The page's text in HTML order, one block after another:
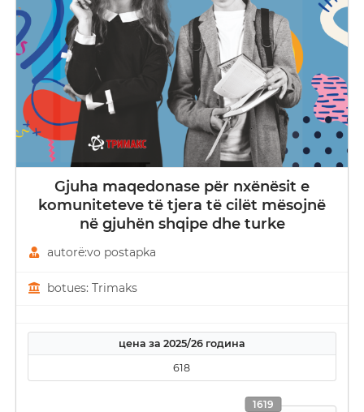
Gjuha maqedonase për nxënësit e
komuniteteve të tjera të cilët mësojnë
në gjuhën shqipe dhe turke
autorë:vo postapka
botues: Trimaks
цена за 2025/26 година
618
1619